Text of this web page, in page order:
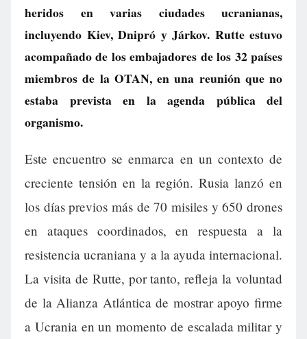
heridos en varias ciudades ucranianas,
incluyendo Kiev, Dnipró y Járkov. Rutte estuvo
acompañado de los embajadores de los 32 países
miembros de la OTAN, en una reunión que no
estaba prevista en la agenda pública del
organismo.
Este encuentro se enmarca en un contexto de
creciente tensión en la región. Rusia lanzó en
los días previos más de 70 misiles y 650 drones
en ataques coordinados, en respuesta a la
resistencia ucraniana y a la ayuda internacional.
La visita de Rutte, por tanto, refleja la voluntad
de la Alianza Atlántica de mostrar apoyo firme
a Ucrania en un momento de escalada militar y